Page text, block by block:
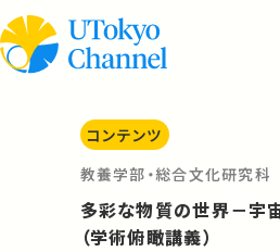
コンテンツ
教養学部・総合文化研究科
多彩な物質の世界－宇
（学術俯瞰講義）